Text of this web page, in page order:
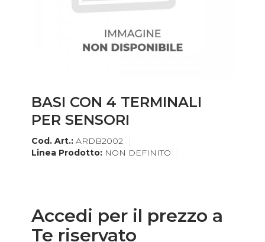
BASI CON 4 TERMINALI
PER SENSORI
Cod. Art.: ARDB2002
Linea Prodotto: NON DEFINITO
Accedi per il prezzo a
Te riservato